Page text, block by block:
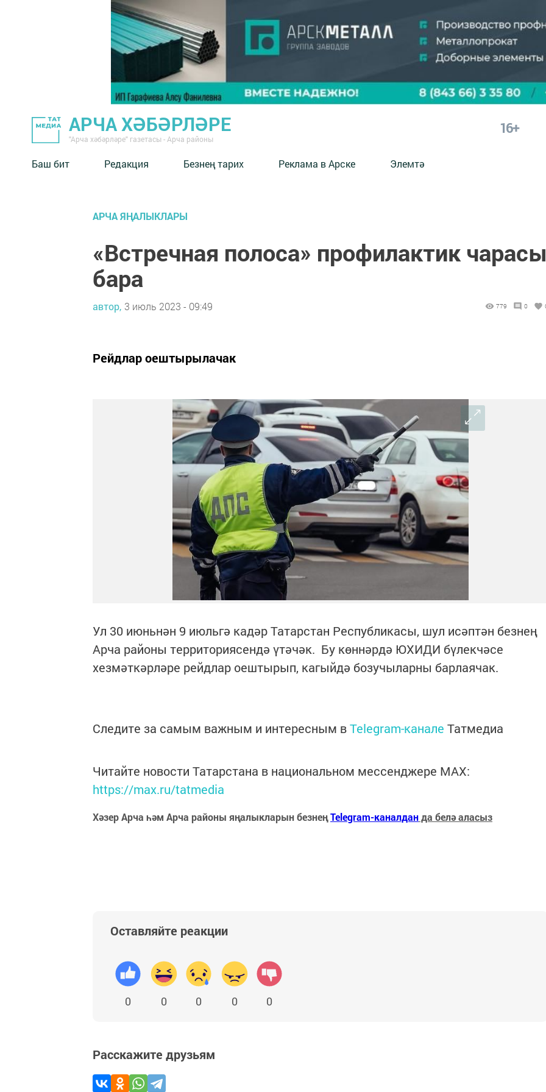
АРЧА ХӘБӘРЛӘРЕ
"Арча хәбәрләре" газетасы - Арча районы
16+
Баш бит Редакция Безнең тарих Реклама в Арске Элемтә
АРЧА ЯҢАЛЫКЛАРЫ
«Встречная полоса» профилактик
бара
автор, 3 июль 2023 - 09:49 779 0
Рейдлар оештырылачак
Ул 30 июньнән 9 июльгә кадәр Татарстан Республикасы, шул исәптән безнең
Арча районы территориясендә үтәчәк. Бу көннәрдә ЮХИДИ бүлекчәсе
хезмәткәрләре рейдлар оештырып, кагыйдә бозучыларны барлаячак.
Следите за самым важным и интересным вTelegram-канале Татмедиа
Читайте новости Татарстана в национальном мессенджере MАХ:
https://max.ru/tatmedia
Хәзер Арча һәм Арча районы яңалыкларын безнеңTelegram-каналданда белә аласыз
Оставляйте реакции
0 0 0 0 0
Расскажите друзьям